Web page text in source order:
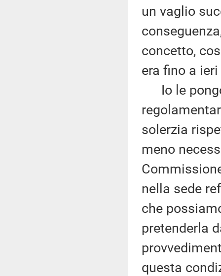
un vaglio
concetto,
era fino a
Io le
solerzia
meno
nella sede
che
pretenderla
questa